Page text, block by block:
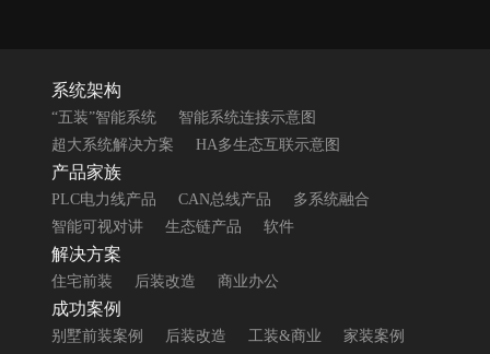
系统架构
“五装”智能系统
智能系统连接示意图
超大系统解决方案
HA多生态互联示意图
产品家族
PLC电力线产品 CAN总线产品
多系统融合
智能可视对讲
生态链产品 软件
解决方案
住宅前装 后装改造 商业办公
成功案例
别墅前装案例 后装改造 工装&商业
家装案例